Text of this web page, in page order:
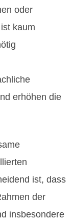
oder
kaum
erhöhen die
ist, dass
der
insbesondere